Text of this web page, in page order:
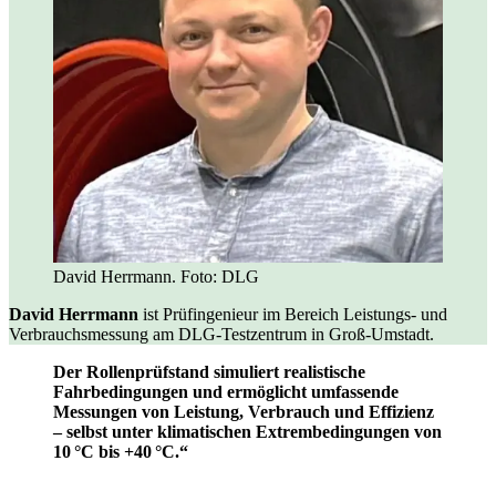
David Herrmann. Foto: DLG
David Herrmann ist Prüfingenieur im Bereich Leistungs- und
Verbrauchsmessung am DLG-Testzentrum in Groß-Umstadt.
Der Rollenprüfstand simuliert realistische
Fahrbedingungen und ermöglicht umfassende
Messungen von Leistung, Verbrauch und Effizienz
– selbst unter klimatischen Extrembedingungen von
10 °C bis +40 °C.“